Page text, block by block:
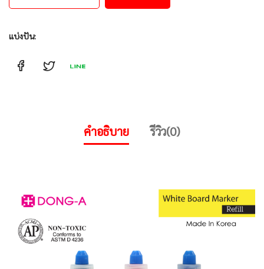
แบ่งปัน:
คำอธิบาย รีวิว(0)